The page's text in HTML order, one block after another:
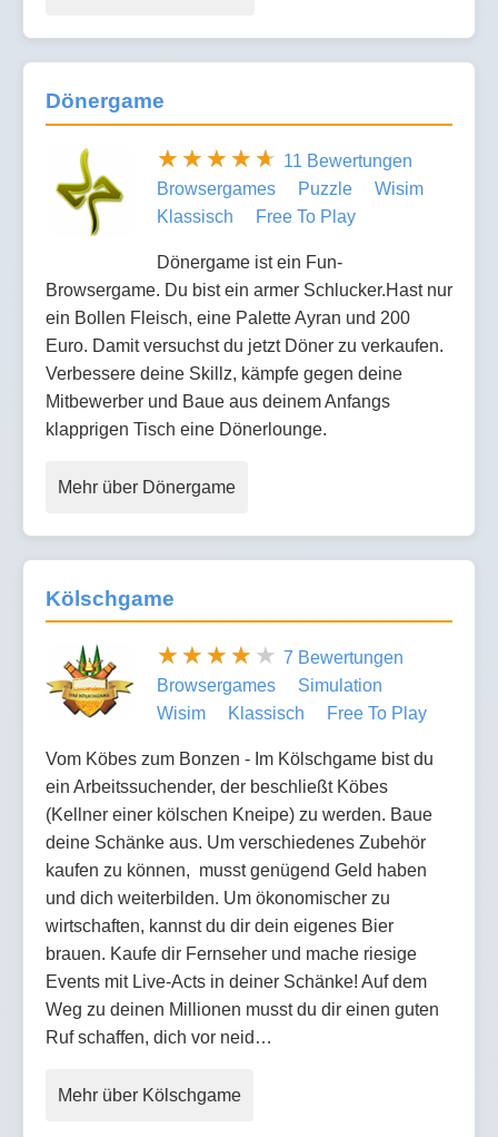
Dönergame
11 Bewertungen
Browsergames
Puzzle
Wisim
Klassisch
Free To Play
Dönergame ist ein Fun-
Browsergame. Du bist ein armer Schlucker.Hast nur
ein Bollen Fleisch, eine Palette Ayran und 200
Euro. Damit versuchst du jetzt Döner zu verkaufen.
Verbessere deine Skillz, kämpfe gegen deine
Mitbewerber und Baue aus deinem Anfangs
klapprigen Tisch eine Dönerlounge.
Mehr über Dönergame
Kölschgame
7 Bewertungen
Browsergames
Simulation
Wisim
Klassisch Free To Play
Vom Köbes zum Bonzen - Im Kölschgame bist du
ein Arbeitssuchender, der beschließt Köbes
(Kellner einer kölschen Kneipe) zu werden. Baue
deine Schänke aus. Um verschiedenes Zubehör
kaufen zu können, musst genügend Geld haben
und dich weiterbilden. Um ökonomischer zu
wirtschaften, kannst du dir dein eigenes Bier
brauen. Kaufe dir Fernseher und mache riesige
Events mit Live-Acts in deiner Schänke! Auf dem
Weg zu deinen Millionen musst du dir einen guten
Ruf schaffen, dich vor neid…
Mehr über Kölschgame